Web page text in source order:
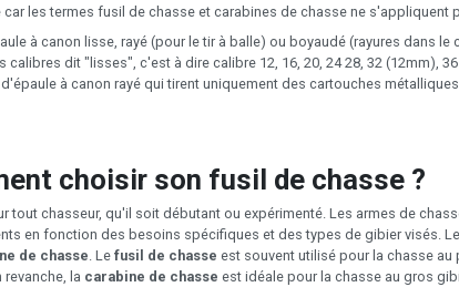
les termes fusil de chasse et carabines de chasse ne s'appliquent
à canon lisse, rayé (pour le tir à balle) ou boyaudé (rayures dans
dit "lisses", c'est à dire calibre 12, 16, 20, 24 28, 32 (12mm), 36
à canon rayé qui tirent uniquement des cartouches
choisir son fusil de chasse ?
tout chasseur, qu'il soit débutant ou expérimenté. Les armes de
en fonction des besoins spécifiques et des types de gibier visés.
de chasse . Le fusil de chasse est souvent utilisé pour la chasse au
la carabine de chasse est idéale pour la chasse au gros